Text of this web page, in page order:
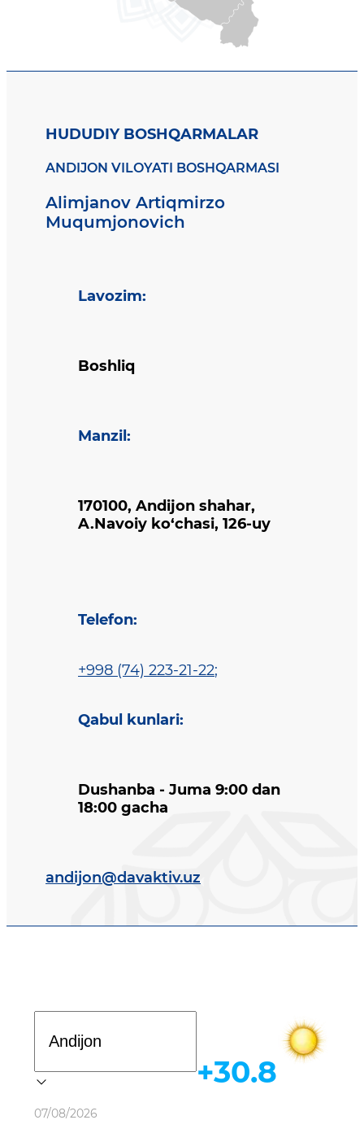
HUDUDIY BOSHQARMALAR
ANDIJON VILOYATI BOSHQARMASI
Alimjanov Artiqmirzo
Muqumjonovich
Lavozim:
Boshliq
Manzil :
170100, Andijon shahar,
A.Navoiy ko‘chasi, 126-uy
Telefon:
+998 (74) 223-21-22;
Qabul kunlari:
Dushanba - Juma 9:00 dan
18:00 gacha
andijon@davaktiv.uz
Ob-havo
07/08/2026
+30.8